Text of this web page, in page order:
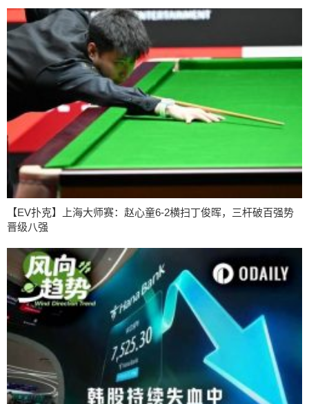
【EV扑克】上海大师赛：赵心童6-2横扫丁俊晖，三杆破百强势
晋级八强